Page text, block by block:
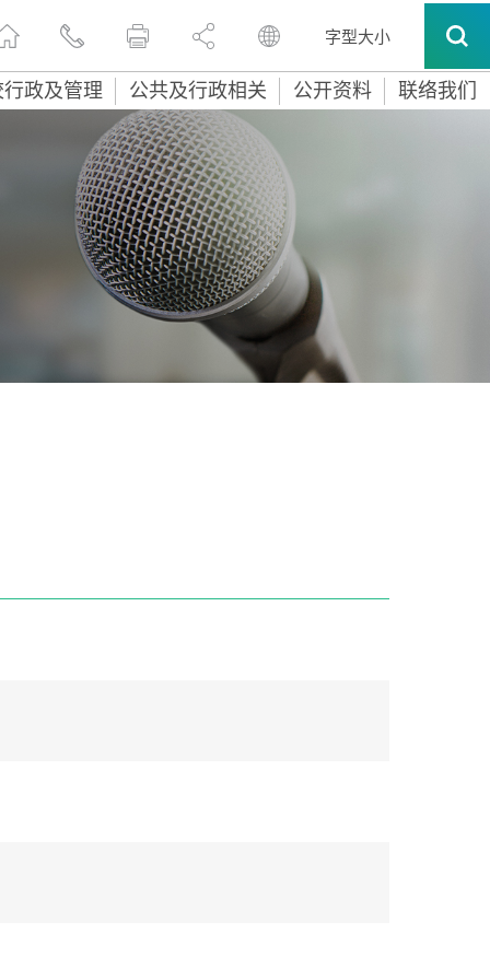
字型大小
政及管理 公共及行政相关 公开资料 联络我们